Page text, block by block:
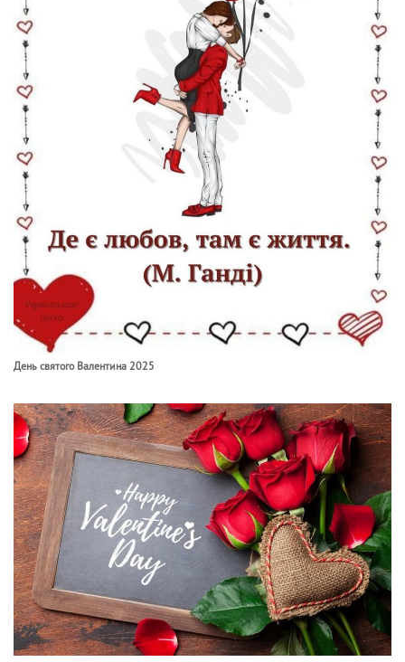
День святого Валентина 2025